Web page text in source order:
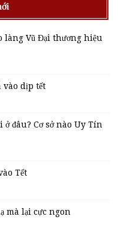
làng Vũ Đại thương hiệu
vào dịp tết
đâu? Cơ sở nào Uy Tín
Tết
mà lại cực ngon